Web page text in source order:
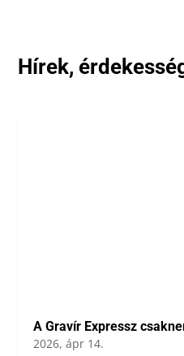
Hírek,
A Gravír Expressz
2026, ápr 14.